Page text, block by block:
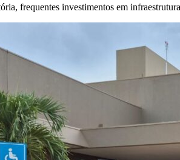
frequentes investimentos em